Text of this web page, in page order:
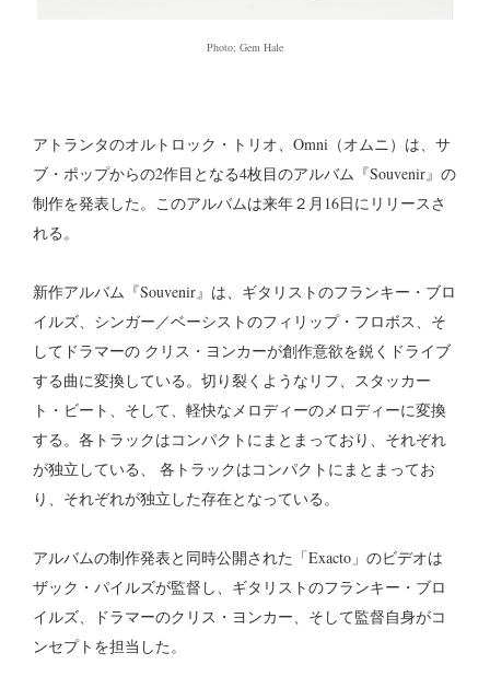
Photo; Gem Hale
アトランタのオルトロック・トリオ、Omni（オムニ）は、サ
ブ・ポップからの2作目となる4枚目のアルバム『Souvenir』の
制作を発表した。このアルバムは来年２月16日にリリースさ
れる。
新作アルバム『Souvenir』は、ギタリストのフランキー・ブロ
イルズ、シンガー／ベーシストのフィリップ・フロボス、そ
してドラマーの クリス・ヨンカーが創作意欲を鋭くドライブ
する曲に変換している。切り裂くようなリフ、スタッカー
ト・ビート、そして、軽快なメロディーのメロディーに変換
する。各トラックはコンパクトにまとまっており、それぞれ
が独立している、 各トラックはコンパクトにまとまってお
り、それぞれが独立した存在となっている。
アルバムの制作発表と同時公開された「Exacto」のビデオは
ザック・パイルズが監督し、ギタリストのフランキー・ブロ
イルズ、ドラマーのクリス・ヨンカー、そして監督自身がコ
ンセプトを担当した。